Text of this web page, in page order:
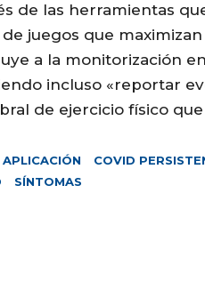
de las herramientas
de juegos que
a la monitorización
incluso «reportar
de ejercicio físico
APLICACIÓN COVID
SÍNTOMAS